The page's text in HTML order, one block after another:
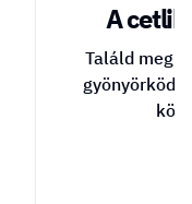
A
Találd meg